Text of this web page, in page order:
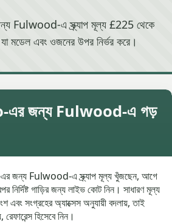
Fulwood-এ স্ক্র্যাপ মূল্য £225 থেকে
মডেল এবং ওজনের উপর নির্ভর করে।
জন্য Fulwood-এ গড়
জন্য Fulwood-এ স্ক্র্যাপ মূল্য খুঁজছেন, আগে
নির্দিষ্ট গাড়ির জন্য লাইভ কোট নিন। সাধারণ মূল্য
সংগ্রহের অ্যাক্সেস অনুযায়ী বদলায়, তাই
হিসেবে নিন।